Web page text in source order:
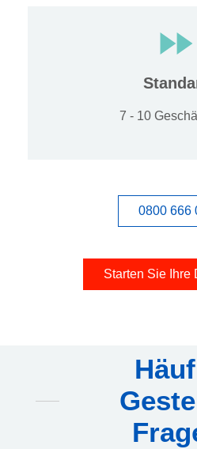
7 - 10
0800 666
Starten Sie Ihre